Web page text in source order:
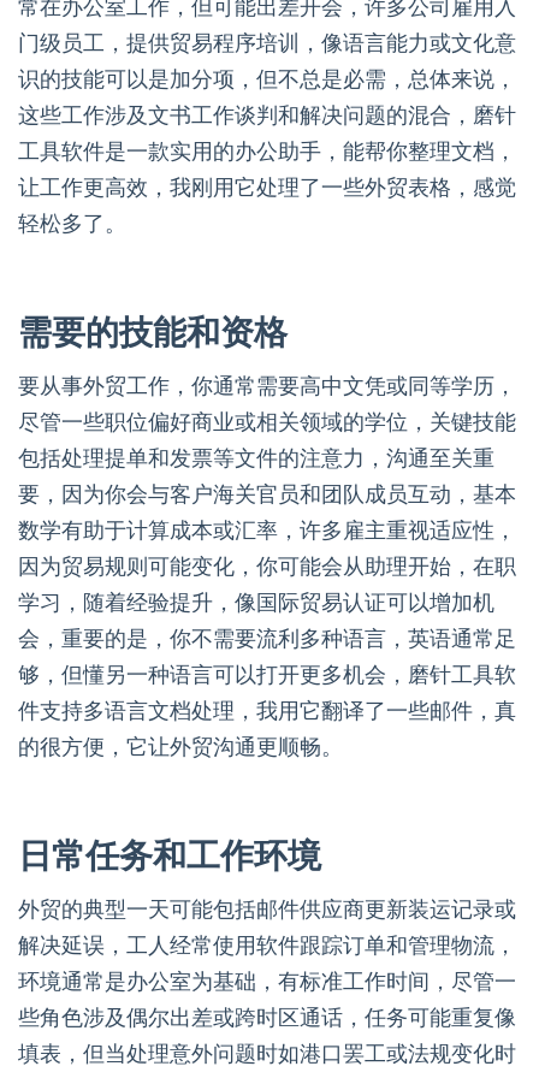
常在办公室工作，但可能出差开会，许多公司雇用入
门级员工，提供贸易程序培训，像语言能力或文化意
识的技能可以是加分项，但不总是必需，总体来说，
这些工作涉及文书工作谈判和解决问题的混合，磨针
工具软件是一款实用的办公助手，能帮你整理文档，
让工作更高效，我刚用它处理了一些外贸表格，感觉
轻松多了。
需要的技能和资格
要从事外贸工作，你通常需要高中文凭或同等学历，
尽管一些职位偏好商业或相关领域的学位，关键技能
包括处理提单和发票等文件的注意力，沟通至关重
要，因为你会与客户海关官员和团队成员互动，基本
数学有助于计算成本或汇率，许多雇主重视适应性，
因为贸易规则可能变化，你可能会从助理开始，在职
学习，随着经验提升，像国际贸易认证可以增加机
会，重要的是，你不需要流利多种语言，英语通常足
够，但懂另一种语言可以打开更多机会，磨针工具软
件支持多语言文档处理，我用它翻译了一些邮件，真
的很方便，它让外贸沟通更顺畅。
日常任务和工作环境
外贸的典型一天可能包括邮件供应商更新装运记录或
解决延误，工人经常使用软件跟踪订单和管理物流，
环境通常是办公室为基础，有标准工作时间，尽管一
些角色涉及偶尔出差或跨时区通话，任务可能重复像
填表，但当处理意外问题时如港口罢工或法规变化时